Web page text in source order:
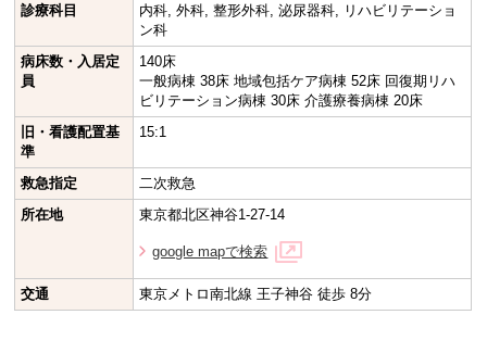
診療科目
内科, 外科, 整形外科, 泌尿器科, リハビリテーショ
ン科
病床数・入居定
員
140床
一般病棟 38床 地域包括ケア病棟 52床 回復期リハ
ビリテーション病棟 30床 介護療養病棟 20床
旧・看護配置基
準
15:1
救急指定
二次救急
所在地
東京都北区神谷1-27-14
google mapで検索
交通 東京メトロ南北線 王子神谷 徒歩 8分